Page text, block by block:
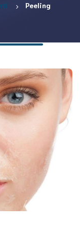
Peeling